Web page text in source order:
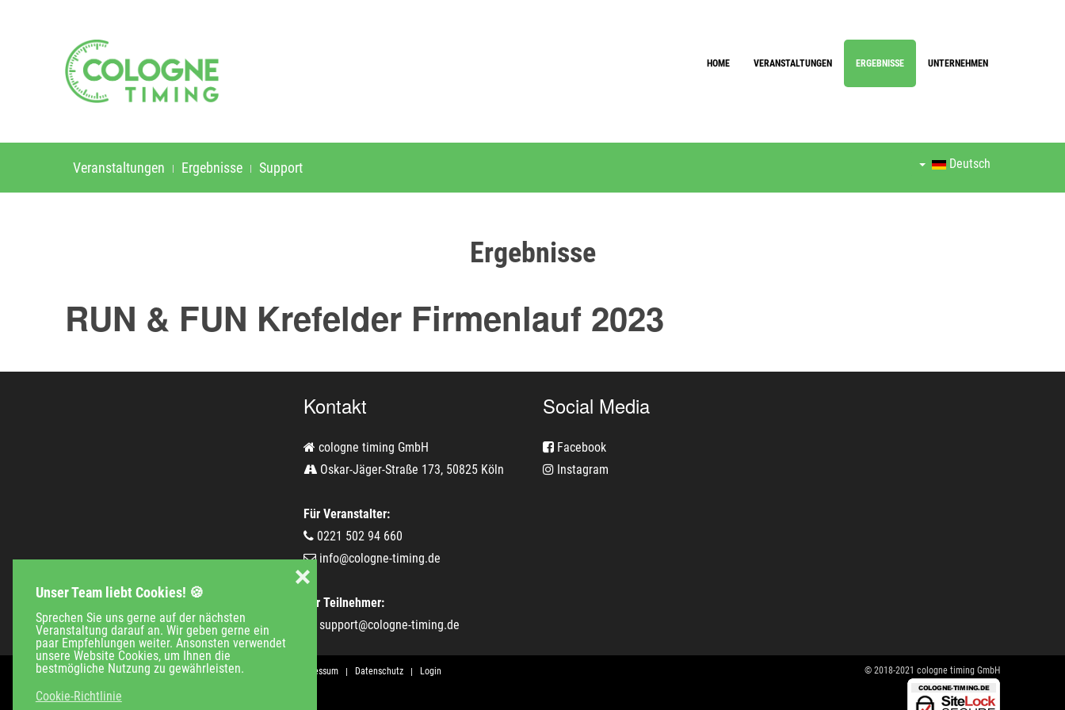
Unser Team liebt Cookies! 🍪
Sprechen Sie uns gerne auf der nächsten
Veranstaltung darauf an. Wir geben gerne ein
paar Empfehlungen weiter. Ansonsten verwendet
unsere Website Cookies, um Ihnen die
bestmögliche Nutzung zu gewährleisten.
Cookie-Richtlinie
❌
HOME VERANSTALTUNGEN ERGEBNISSE UNTERNEHMEN
Veranstaltungen Ergebnisse Support Deutsch
Ergebnisse
RUN & FUN Krefelder Firmenlauf 2023
Kontakt
cologne timing GmbH
Oskar-Jäger-Straße 173, 50825 Köln
Für Veranstalter:
0221 502 94 660
info@cologne-timing.de
Für Teilnehmer:
support@cologne-timing.de
Social Media
Facebook
Instagram
Veranstaltungen Unternehmen Jobs Impressum Datenschutz Login © 2018-2021 cologne timing GmbH